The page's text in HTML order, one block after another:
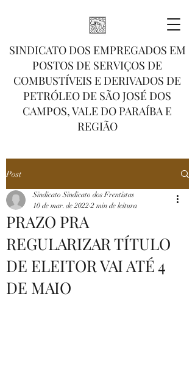
SINDICATO DOS EMPREGADOS EM
POSTOS DE SERVIÇOS DE
COMBUSTÍVEIS E DERIVADOS DE
PETRÓLEO DE SÃO JOSÉ DOS
CAMPOS, VALE DO PARAÍBA E
REGIÃO
Post
PRAZO PRA
REGULARIZAR TÍTULO
DE ELEITOR VAI ATÉ 4
DE MAIO
Sindicato Sindicato dos Frentistas
10 de mar. de 2022 2 min de leitura